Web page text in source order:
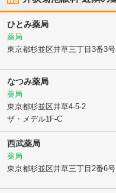
ひとみ薬局
薬局
東京都杉並区井草三丁目3番3号
なつみ薬局
薬局
東京都杉並区井草4-5-2
ザ・メデル1F-C
西武薬局
薬局
東京都杉並区井草三丁目2番6号